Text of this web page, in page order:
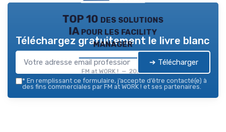
TOP 10 des solutions
IA pour les facility
manager
FM at WORK ! — 2026
Téléchargez gratuitement le livre blanc
➔ Télécharger
* En remplissant ce formulaire, j’accepte d’être contacté(e) à
des fins commerciales par FM at WORK ! et ses partenaires.